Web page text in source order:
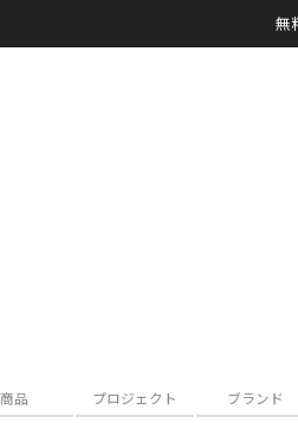
無
商品 プロジェクト ブランド